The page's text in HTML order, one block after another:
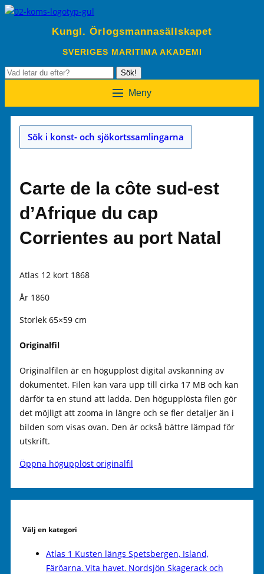
Kungl. Örlogsmannasällskapet
SVERIGES MARITIMA AKADEMI
Sök
Sök!
Meny
Sök i konst- och sjökortssamlingarna
Carte de la côte sud-est
d’Afrique du cap
Corrientes au port Natal
Atlas 12 kort 1868
År 1860
Storlek 65×59 cm
Originalfil
Originalfilen är en högupplöst digital avskanning av
dokumentet. Filen kan vara upp till cirka 17 MB och kan
därför ta en stund att ladda. Den högupplösta filen gör
det möjligt att zooma in längre och se fler detaljer än i
bilden som visas ovan. Den är också bättre lämpad för
utskrift.
Öppna högupplöst originalfil
Välj en kategori
Atlas 1 Kusten längs Spetsbergen, Island,
Färöarna, Vita havet, Nordsjön Skagerack och